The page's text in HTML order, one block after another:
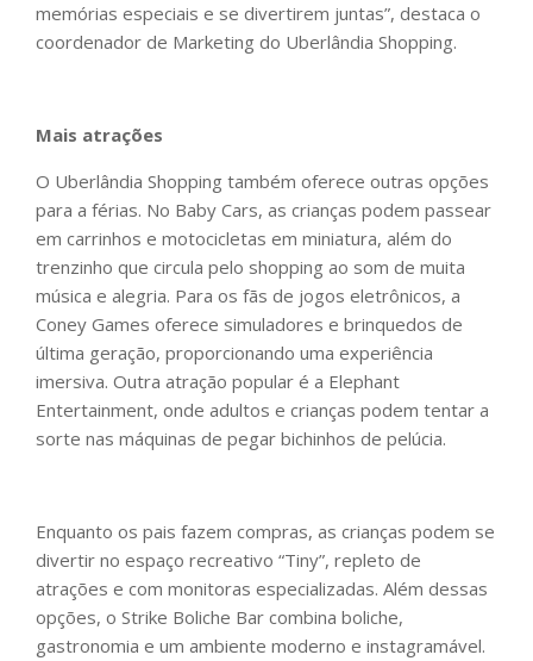
memórias especiais e se divertirem juntas”, destaca o
coordenador de Marketing do Uberlândia Shopping.
Mais atrações
O Uberlândia Shopping também oferece outras opções
para a férias. No Baby Cars, as crianças podem passear
em carrinhos e motocicletas em miniatura, além do
trenzinho que circula pelo shopping ao som de muita
música e alegria. Para os fãs de jogos eletrônicos, a
Coney Games oferece simuladores e brinquedos de
última geração, proporcionando uma experiência
imersiva. Outra atração popular é a Elephant
Entertainment, onde adultos e crianças podem tentar a
sorte nas máquinas de pegar bichinhos de pelúcia.
Enquanto os pais fazem compras, as crianças podem se
divertir no espaço recreativo “Tiny”, repleto de
atrações e com monitoras especializadas. Além dessas
opções, o Strike Boliche Bar combina boliche,
gastronomia e um ambiente moderno e instagramável.